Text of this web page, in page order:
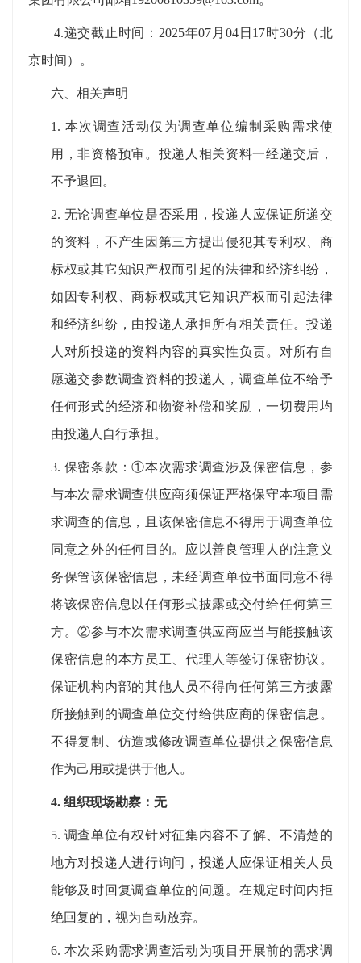
4.递交截止时间： 2025年07 月 04日 17时30分（北
京时间）
。
六、 相关声明
1. 本次调查活动仅为调查单位编制 采购需求使
用，非资格预审。投递人相关资料一经递交后，
不予退回。
2. 无论调查单位是否采用，投递人应保证所递交
的资料 ，不产生因第三方提出侵犯其专利权、商
标权或其它知识产权而引起的法律和经济纠纷，
如因专利权、商标权或其它知识产权而引起法律
和经济纠纷，由投递人承担所有相关责任。投递
人对所投递的资料内容的真实性负责。 对所有自
愿递交参数调查资料的投递人， 调查单位不给予
任何形式的经济和物资补偿和奖励 ，一切费用均
由投递人自行承担 。
3. 保密条款：①本次需求调查涉及保密信息，参
与本次需求调查供应商须保证严格保守本项目需
求调查的信息，且该保密信息不得用于调查单位
同意之外的任何目的。应以善良管理人的注意义
务保管该保密信息，未经调查单位书面同意不得
将该保密信息以任何形式披露或交付给任何第三
方。②参与本次需求调查供应商应当与能接触该
保密信息的本方员工、代理人等签订保密协议。
保证机构内部的其他人员不得向任何第三方披露
所接触到的调查单位交付给供应商的保密信息。
不得复制、仿造或修改调查单位提供之保密信息
作为己用或提供于他人 。
4. 组织现场勘察： 无
5. 调查单位有权针对征集内容不了解、不清楚的
地方对投递人进行询问，投递人应保证相关人员
能够及时回复调查单位的问题。在规定时间内拒
绝回复的，视为自动放弃。
6. 本次采购需求调查活动为项目开展前的需求调